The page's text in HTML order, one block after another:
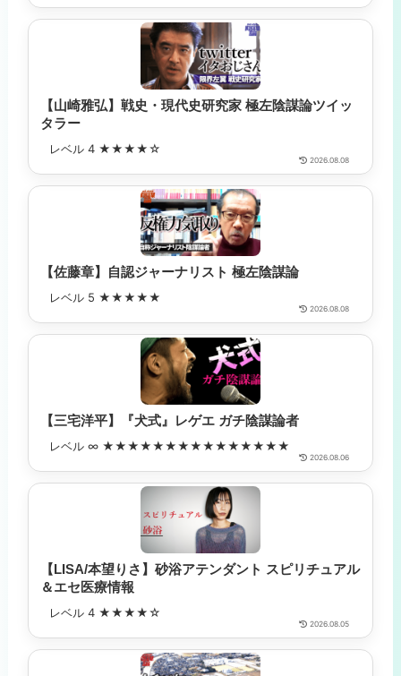
【山崎雅弘】戦史・現代史研究家 極左陰謀論ツイッ
タラー
レベル 4 ★★★★☆
2026.08.08
【佐藤章】自認ジャーナリスト 極左陰謀論
レベル 5 ★★★★★
2026.08.08
【三宅洋平】『犬式』レゲエ ガチ陰謀論者
レベル ∞ ★★★★★★★★★★★★★★★
2026.08.06
【LISA/本望りさ】砂浴アテンダント スピリチュアル
＆エセ医療情報
レベル 4 ★★★★☆
2026.08.05